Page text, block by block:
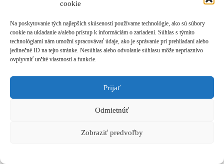
cookie
Na poskytovanie tých najlepších skúseností používame technológie, ako sú súbory
cookie na ukladanie a/alebo prístup k informáciám o zariadení. Súhlas s týmito
technológiami nám umožní spracovávať údaje, ako je správanie pri prehliadaní alebo
jedinečné ID na tejto stránke. Nesúhlas alebo odvolanie súhlasu môže nepriaznivo
ovplyvniť určité vlastnosti a funkcie.
Prijať
Odmietnúť
Zobraziť predvoľby
Steps
Gratulujeme!